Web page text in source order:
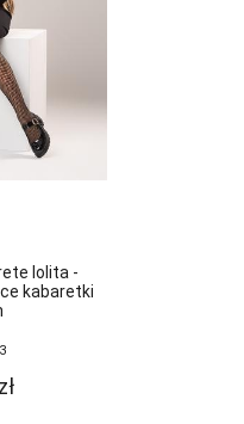
lolita -
kabaretki
zł